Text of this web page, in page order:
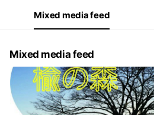
Mixed media feed
Mixed media feed